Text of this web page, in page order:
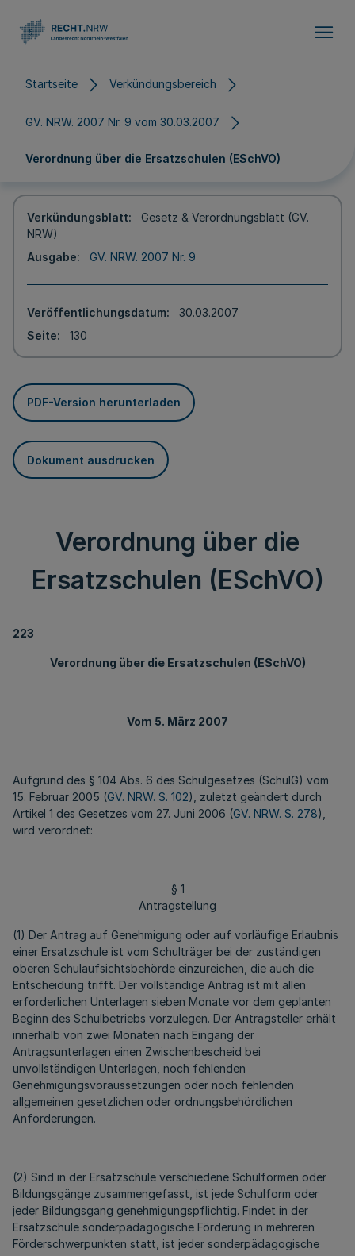
Startseite Verkündungsbereich
GV. NRW. 2007 Nr. 9 vom 30.03.2007
Verordnung über die Ersatzschulen (ESchVO)
Verkündungsblatt
Gesetz & Verordnungsblatt (GV.
NRW)
Ausgabe
GV. NRW. 2007 Nr. 9
Veröffentlichungsdatum
30.03.2007
Seite
130
PDF-Version herunterladen
Dokument ausdrucken
Verordnung über die
Ersatzschulen (ESchVO)
223
Verordnung über die Ersatzschulen (ESchVO)
Vom 5. März 2007
Aufgrund des § 104 Abs. 6 des Schulgesetzes (SchulG) vom
15. Februar 2005 (GV. NRW. S. 102), zuletzt geändert durch
Artikel 1 des Gesetzes vom 27. Juni 2006 (GV. NRW. S. 278),
wird verordnet:
§ 1
Antragstellung
(1) Der Antrag auf Genehmigung oder auf vorläufige Erlaubnis
einer Ersatzschule ist vom Schulträger bei der zuständigen
oberen Schulaufsichtsbehörde einzureichen, die auch die
Entscheidung trifft. Der vollständige Antrag ist mit allen
erforderlichen Unterlagen sieben Monate vor dem geplanten
Beginn des Schulbetriebs vorzulegen. Der Antragsteller erhält
innerhalb von zwei Monaten nach Eingang der
Antragsunterlagen einen Zwischenbescheid bei
unvollständigen Unterlagen, noch fehlenden
Genehmigungsvoraussetzungen oder noch fehlenden
allgemeinen gesetzlichen oder ordnungsbehördlichen
Anforderungen.
(2) Sind in der Ersatzschule verschiedene Schulformen oder
Bildungsgänge zusammengefasst, ist jede Schulform oder
jeder Bildungsgang genehmigungspflichtig. Findet in der
Ersatzschule sonderpädagogische Förderung in mehreren
Förderschwerpunkten statt, ist jeder sonderpädagogische